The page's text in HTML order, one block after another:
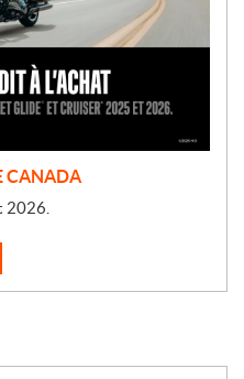
CANADA
2026.